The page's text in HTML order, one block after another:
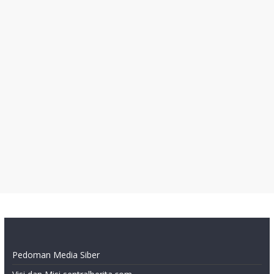
Pedoman Media Siber